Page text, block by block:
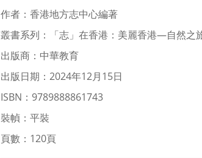
作者 ： 香港地方志中心編著
叢書系列：「志」在香港：美麗香港—自然之
出版商：中華教育
出版日期：2024年12月15日
ISBN：9789888861743
裝幀：平裝
頁數：120頁